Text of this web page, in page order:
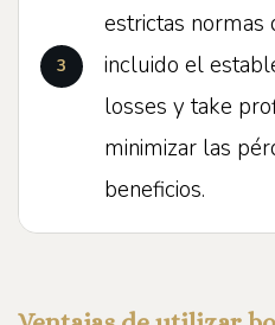
estrictas normas
incluido el
losses y take
minimizar las
beneficios.